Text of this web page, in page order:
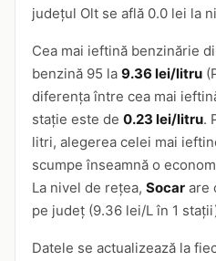
județul Olt se află 0.0 lei la
Cea mai ieftină benzinărie
benzină 95 la 9.36 lei/litru
diferența între cea mai
stație este de 0.23 lei/litru.
litri, alegerea celei mai
scumpe înseamnă o
La nivel de rețea, Socar are
pe județ (9.36 lei/L în 1
Datele se actualizează la